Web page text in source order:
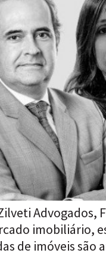
Advogados,
imobiliário,
de imóveis são